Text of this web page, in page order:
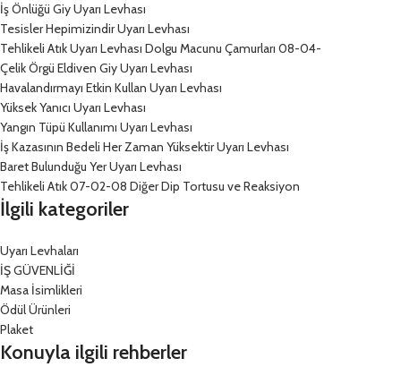
İş Önlüğü Giy Uyarı Levhası
Tesisler Hepimizindir Uyarı Levhası
Tehlikeli Atık Uyarı Levhası Dolgu Macunu Çamurları 08-04-
Çelik Örgü Eldiven Giy Uyarı Levhası
Havalandırmayı Etkin Kullan Uyarı Levhası
Yüksek Yanıcı Uyarı Levhası
Yangın Tüpü Kullanımı Uyarı Levhası
İş Kazasının Bedeli Her Zaman Yüksektir Uyarı Levhası
Baret Bulunduğu Yer Uyarı Levhası
Tehlikeli Atık 07-02-08 Diğer Dip Tortusu ve Reaksiyon
İlgili kategoriler
Uyarı Levhaları
İŞ GÜVENLİĞİ
Masa İsimlikleri
Ödül Ürünleri
Plaket
Konuyla ilgili rehberler